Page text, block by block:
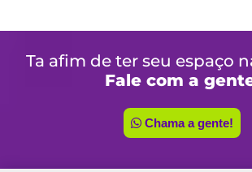
Ta afim de ter seu espaço
Fale com a
Chama a gente!